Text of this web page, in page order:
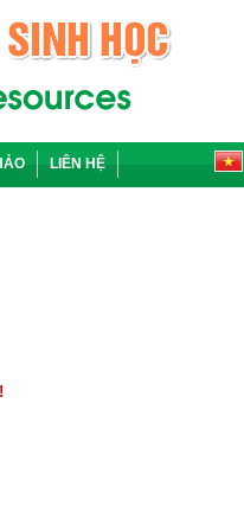
LIÊN HỆ